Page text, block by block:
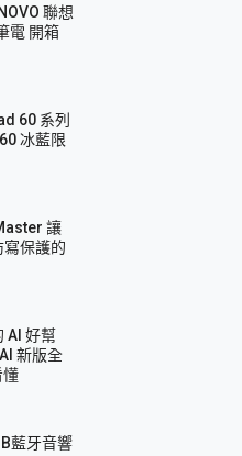
聯想
電 開箱
60 系列
冰藍限
讓
保護的
AI 好幫
新版全
懂
藍牙音響